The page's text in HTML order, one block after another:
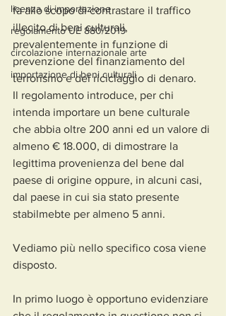
licenza di importazione
regolamento UE 880/2019
circolazione internazionale arte
importazione di beni culturali
fa allo scopo di contrastare il traffico
illecito di beni culturali,
prevalentemente in funzione di
prevenzione del finanziamento del
terrorismo e del riciclaggio di denaro.
Il regolamento introduce, per chi
intenda importare un bene culturale
che abbia oltre 200 anni ed un valore di
almeno € 18.000, di dimostrare la
legittima provenienza del bene dal
paese di origine oppure, in alcuni casi,
dal paese in cui sia stato presente
stabilmebte per almeno 5 anni.
Vediamo più nello specifico cosa viene
disposto.
In primo luogo è opportuno evidenziare